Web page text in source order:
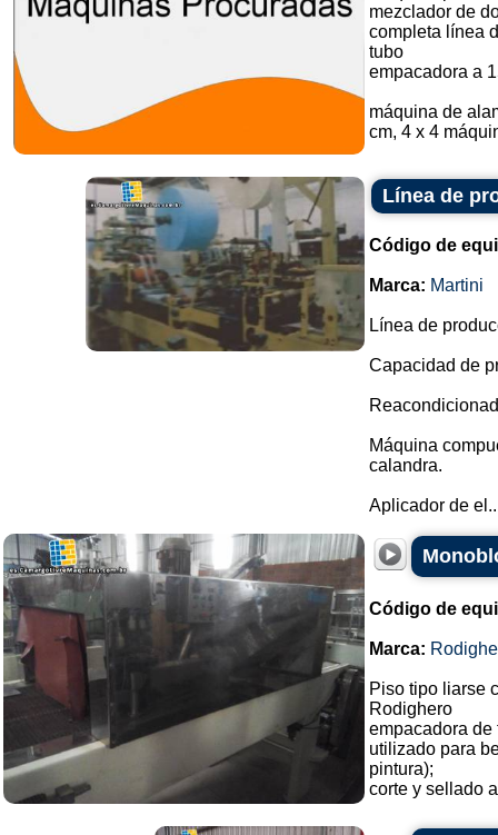
mezclador de
completa línea
tubo
empacadora a
máquina de
cm, 4 x 4
Línea de
Código de
Marca: Martini
Línea de
Capacidad de
Máquina
calandra.
Aplicador de
Código de
Marca:
Piso tipo liarse
Rodighero
empacadora
utilizado para
pintura);
corte y sellado